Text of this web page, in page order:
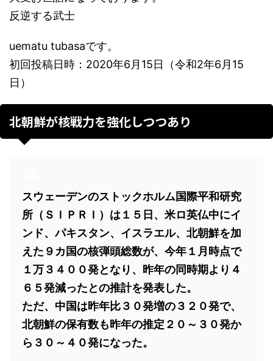
反逆する武士
uematu tubasaです。
初回投稿日時：2020年6月15日（令和2年6月15
日）
北朝鮮が核戦力を強化しつつあり
スウェーデンのストックホルム国際平和研究
所（ＳＩＰＲＩ）は１５日、米ロ英仏中にイ
ンド、パキスタン、イスラエル、北朝鮮を加
えた９カ国の核弾頭総数が、今年１月時点で
１万３４００発となり、昨年の同時期より４
６５発減ったとの推計を発表した。
ただ、中国は昨年比３０発増の３２０発で、
北朝鮮の保有数も昨年の推定２０～３０発か
ら３０～４０発になった。